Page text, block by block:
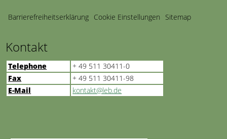
Barriere­freiheits­erklärung Cookie Einstellungen Sitemap
Kontakt
Telephone
+ 49 511 30411-0
Fax
+ 49 511 30411-98
E-Mail
kontakt@leb.de